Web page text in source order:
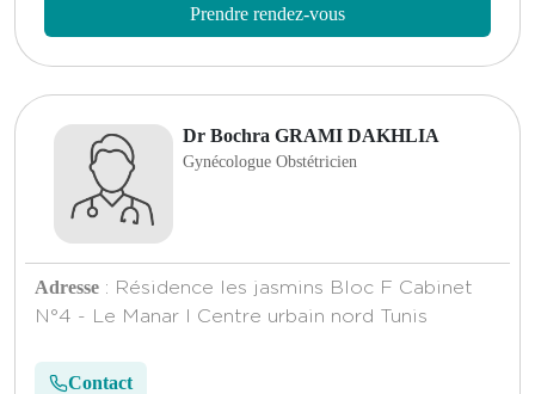
Prendre rendez-vous
Dr Bochra GRAMI DAKHLIA
Gynécologue Obstétricien
Adresse : Résidence les jasmins Bloc F Cabinet
N°4 - Le Manar I Centre urbain nord Tunis
Contact